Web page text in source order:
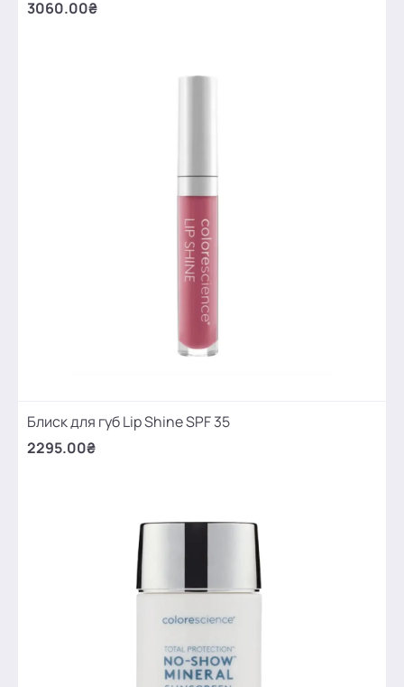
3060.00₴
Блиск для губ Lip Shine SPF 35
2295.00₴